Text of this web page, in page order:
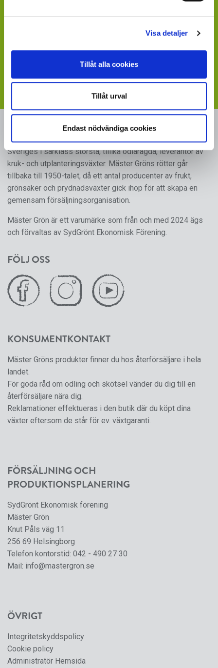
Visa detaljer
Tillåt alla cookies
Tillåt urval
Endast nödvändiga cookies
maja.holm@sydgront.se
din försäljning av våra produkter
- följ länken till vårwebbplats med skyltmaterial
MÄSTER GRÖN
Sveriges i särklass största, tillika odlarägda, leverantör av
kruk- och utplanteringsväxter. Mäster Gröns rötter går
tillbaka till 1950-talet, då ett antal producenter av frukt,
grönsaker och prydnadsväxter gick ihop för att skapa en
gemensam försäljningsorganisation.
Mäster Grön är ett varumärke som från och med 2024 ägs
och förvaltas av SydGrönt Ekonomisk Förening.
FÖLJ OSS
KONSUMENTKONTAKT
Mäster Gröns produkter finner du hos återförsäljare i hela
landet.
För goda råd om odling och skötsel vänder du dig till en
återförsäljare nära dig.
Reklamationer effektueras i den butik där du köpt dina
växter eftersom de står för ev. växtgaranti.
FÖRSÄLJNING OCH
PRODUKTIONSPLANERING
SydGrönt Ekonomisk förening
Mäster Grön
Knut Påls väg 11
256 69 Helsingborg
Telefon kontorstid: 042 - 490 27 30
Mail: info@mastergron.se
ÖVRIGT
Integritetskyddspolicy
Cookie policy
Administratör Hemsida